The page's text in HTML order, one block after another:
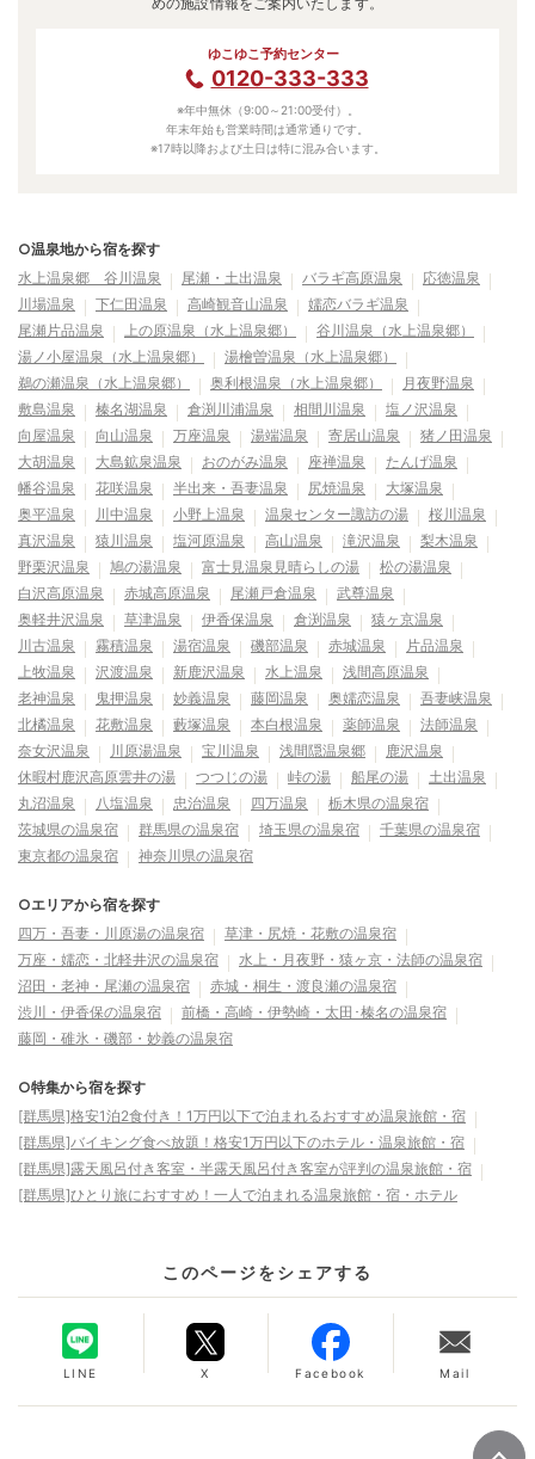
ゆこゆこ予約センター
0120-333-333
※年中無休（9:00～21:00受付）。
年末年始も営業時間は通常通りです。
※17時以降および土日は特に混み合います。
○温泉地から宿を探す
水上温泉郷 谷川温泉
尾瀬・土出温泉 バラギ高原温泉
応徳温泉
川場温泉
下仁田温泉 高崎観音山温泉
嬬恋バラギ温泉
尾瀬片品温泉
上の原温泉（水上温泉郷）
谷川温泉（水上温泉郷）
湯ノ小屋温泉（水上温泉郷）
湯檜曽温泉（水上温泉郷）
鵜の瀬温泉（水上温泉郷）
奥利根温泉（水上温泉郷）
月夜野温泉
敷島温泉
榛名湖温泉 倉渕川浦温泉 相間川温泉
塩ノ沢温泉
向屋温泉
向山温泉 万座温泉 湯端温泉 寄居山温泉
猪ノ田温泉
大胡温泉
大島鉱泉温泉 おのがみ温泉 座禅温泉
たんげ温泉
幡谷温泉
花咲温泉 半出来・吾妻温泉 尻焼温泉
大塚温泉
奥平温泉
川中温泉 小野上温泉 温泉センター諏訪の湯
桜川温泉
真沢温泉
猿川温泉 塩河原温泉 高山温泉 滝沢温泉
梨木温泉
野栗沢温泉
鳩の湯温泉 富士見温泉見晴らしの湯
松の湯温泉
白沢高原温泉
赤城高原温泉 尾瀬戸倉温泉
武尊温泉
奥軽井沢温泉
草津温泉 伊香保温泉 倉渕温泉
猿ヶ京温泉
川古温泉
霧積温泉 湯宿温泉 磯部温泉 赤城温泉
片品温泉
上牧温泉
沢渡温泉 新鹿沢温泉 水上温泉
浅間高原温泉
老神温泉
鬼押温泉 妙義温泉 藤岡温泉 奥嬬恋温泉
吾妻峡温泉
北橘温泉
花敷温泉 藪塚温泉 本白根温泉 薬師温泉
法師温泉
奈女沢温泉
川原湯温泉 宝川温泉 浅間隠温泉郷
鹿沢温泉
休暇村鹿沢高原雲井の湯
つつじの湯 峠の湯 船尾の湯
土出温泉
丸沼温泉
八塩温泉 忠治温泉 四万温泉
栃木県の温泉宿
茨城県の温泉宿
群馬県の温泉宿 埼玉県の温泉宿
千葉県の温泉宿
東京都の温泉宿
神奈川県の温泉宿
○エリアから宿を探す
四万・吾妻・川原湯の温泉宿
草津・尻焼・花敷の温泉宿
万座・嬬恋・北軽井沢の温泉宿
水上・月夜野・猿ヶ京・法師の温泉宿
沼田・老神・尾瀬の温泉宿
赤城・桐生・渡良瀬の温泉宿
渋川・伊香保の温泉宿
前橋・高崎・伊勢崎・太田･榛名の温泉宿
藤岡・碓氷・磯部・妙義の温泉宿
○特集から宿を探す
[群馬県]格安1泊2食付き！1万円以下で泊まれるおすすめ温泉旅館・宿
[群馬県]バイキング食べ放題！格安1万円以下のホテル・温泉旅館・宿
[群馬県]露天風呂付き客室・半露天風呂付き客室が評判の温泉旅館・宿
[群馬県]ひとり旅におすすめ！一人で泊まれる温泉旅館・宿・ホテル
このページをシェアする
LINE X Facebook Mail